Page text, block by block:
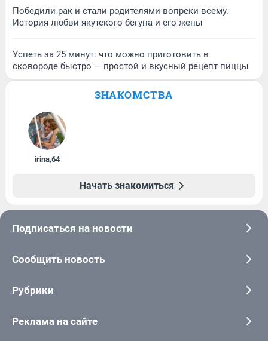
Победили рак и стали родителями вопреки всему.
История любви якутского бегуна и его жены
Успеть за 25 минут: что можно приготовить в
сковороде быстро — простой и вкусный рецепт пиццы
ЗНАКОМСТВА
irina,64
Начать знакомиться
Подписаться на новости
Сообщить новость
Рубрики
Реклама на сайте